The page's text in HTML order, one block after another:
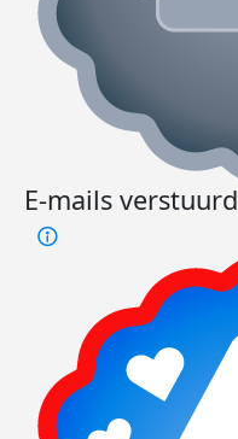
E-mails verstuurd